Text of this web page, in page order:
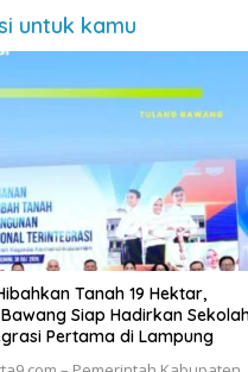
untuk kamu
Tanah 19 Hektar,
Siap Hadirkan
Pertama di Lampung